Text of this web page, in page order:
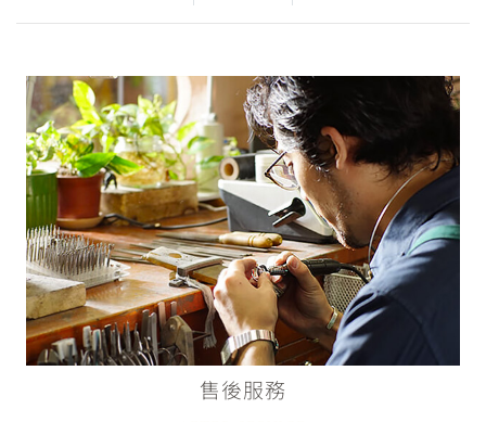
售後服務